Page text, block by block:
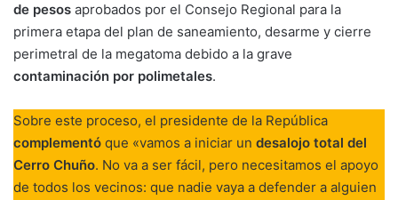
de pesos aprobados por el Consejo Regional para la
primera etapa del plan de saneamiento, desarme y cierre
perimetral de la megatoma debido a la grave
contaminación por polimetales.
Sobre este proceso, el presidente de la República
complementó que «vamos a iniciar un desalojo total del
Cerro Chuño. No va a ser fácil, pero necesitamos el apoyo
de todos los vecinos: que nadie vaya a defender a alguien